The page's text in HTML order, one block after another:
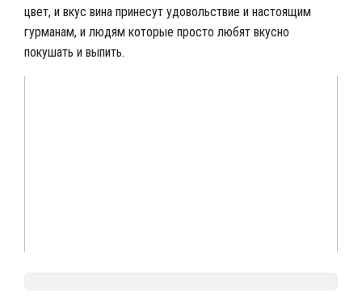
цвет, и вкус вина принесут удовольствие и настоящим
гурманам, и людям которые просто любят вкусно
покушать и выпить.